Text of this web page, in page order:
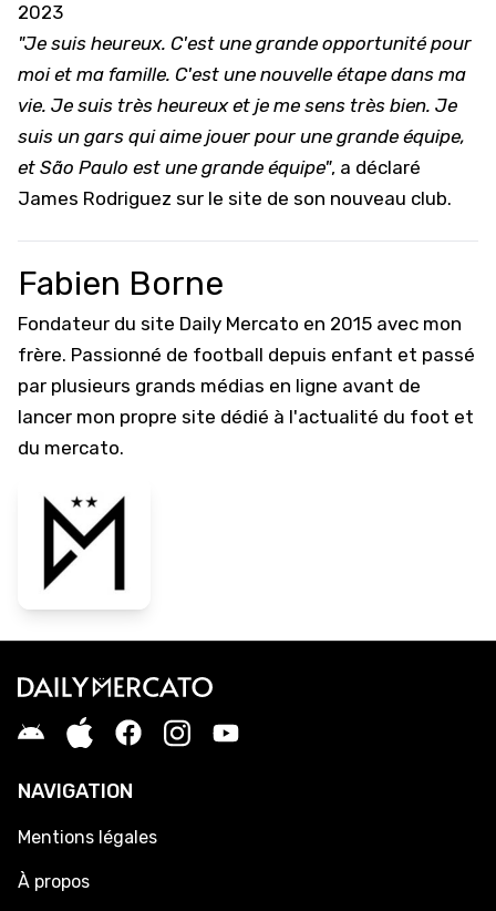
2023
"Je suis heureux. C'est une grande opportunité pour
moi et ma famille. C'est une nouvelle étape dans ma
vie. Je suis très heureux et je me sens très bien. Je
suis un gars qui aime jouer pour une grande équipe,
et São Paulo est une grande équipe", a déclaré
James Rodriguez sur le site de son nouveau club.
Fabien Borne
Fondateur du site Daily Mercato en 2015 avec mon
frère. Passionné de football depuis enfant et passé
par plusieurs grands médias en ligne avant de
lancer mon propre site dédié à l'actualité du foot et
du mercato.
NAVIGATION
Mentions légales
À propos